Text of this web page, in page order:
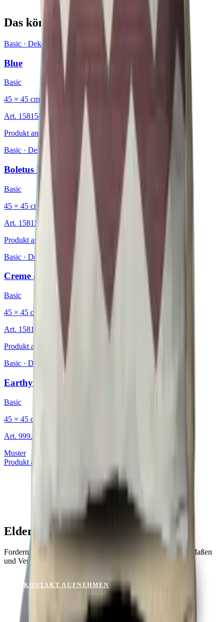
Das könnte Sie auch interessieren
Basic · Dekokissen
Blue
Basic
45 × 45 cm
Art. 15815826
Produkt ansehen
Basic · Dekokissen
Boletus Brown
Basic
45 × 45 cm
Art. 15815530
Produkt ansehen
Basic · Dekokissen
Creme au Lait
Basic
45 × 45 cm
Art. 15815809
Produkt ansehen
Basic · Dekokissen
Earthy Chevron
Basic
45 × 45 cm
Art. 999.234.06
Muster
Produkt ansehen
Elder Purple für Ihr Projekt?
Fordern Sie ein Muster an oder lassen Sie sich zu Material, Maßen
und Verfügbarkeit beraten.
KONTAKT AUFNEHMEN